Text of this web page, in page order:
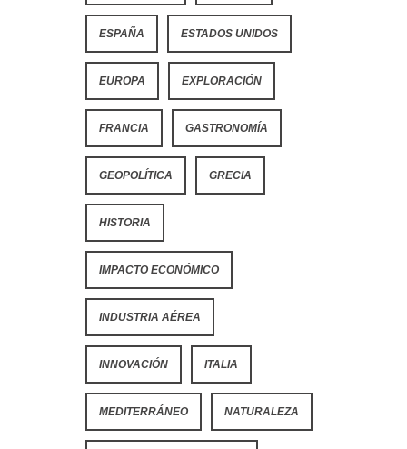
ESPAÑA ESTADOS UNIDOS
EUROPA EXPLORACIÓN
FRANCIA GASTRONOMÍA
GEOPOLÍTICA GRECIA
HISTORIA
IMPACTO ECONÓMICO
INDUSTRIA AÉREA
INNOVACIÓN ITALIA
MEDITERRÁNEO NATURALEZA